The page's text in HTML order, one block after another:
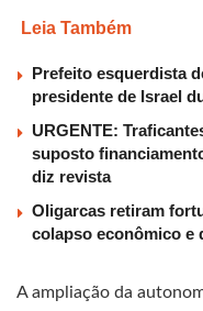
Leia Também
Prefeito esquerdista
presidente de Israel
URGENTE:
suposto
diz revista
Oligarcas retiram
colapso econômico e
A ampliação da